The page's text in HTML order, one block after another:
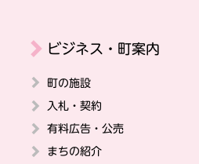
ビジネス・町案内
町の施設
入札・契約
有料広告・公売
まちの紹介